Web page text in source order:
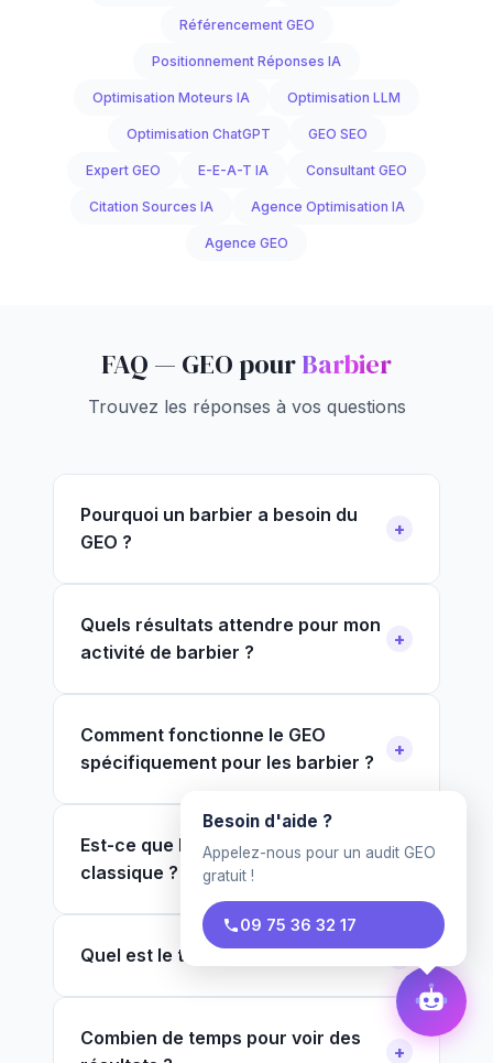
Référencement GEO
Positionnement Réponses IA
Optimisation Moteurs IA Optimisation LLM
Optimisation ChatGPT GEO SEO
Expert GEO E-E-A-T IA Consultant GEO
Citation Sources IA Agence Optimisation IA
Agence GEO
FAQ — GEO pourBarbier
Trouvez les réponses à vos questions
Pourquoi un barbier a besoin du
GEO ?
Quels résultats attendre pour mon
activité de barbier ?
Comment fonctionne le GEO
spécifiquement pour les barbier ?
Est-ce que le GEO remplace le SEO
classique ?
Quel est le tarif pour un barbier ?
Combien de temps pour voir des
Besoin d'aide ?
Appelez-nous pour un audit GEO
gratuit !
09 75 36 32 17